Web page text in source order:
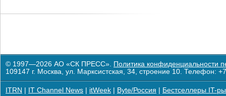
© 1997—2026 АО «СК ПРЕСС». Политика конфиденциальности
109147 г. Москва, ул. Марксистская, 34, строение 10. Телефон:
ITRN IT Channel News itWeek Byte/Россия Бестселлеры IT-